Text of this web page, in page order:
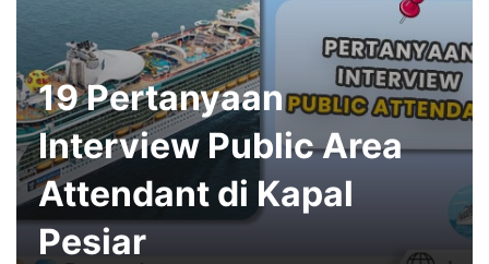
19 Pertanyaan
Interview Public Area
Attendant di Kapal
Pesiar